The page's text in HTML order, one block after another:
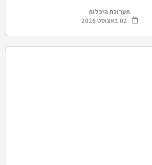
תערוכת היכלות
02 באוגוסט 2026